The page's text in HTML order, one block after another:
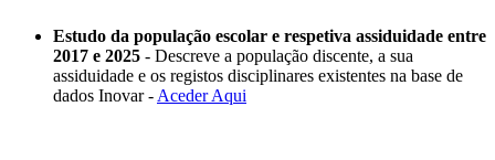
Estudo da população escolar e respetiva assiduidade entre
2017 e 2025 - Descreve a população discente, a sua
assiduidade e os registos disciplinares existentes na base de
dados Inovar - Aceder Aqui